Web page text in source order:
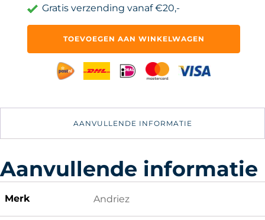
Gratis verzending vanaf €20,-
Bekerhouder
Dienblad
TOEVOEGEN AAN WINKELWAGEN
AANVULLENDE INFORMATIE
Aanvullende informatie
Merk Andriez